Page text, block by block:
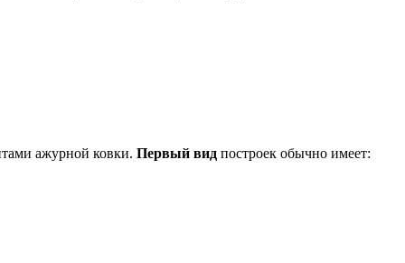
ажурной ковки. Первый вид построек обычно имеет: